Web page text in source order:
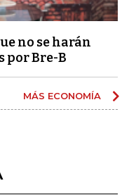
no se harán
por Bre-B
MÁS ECONOMÍA